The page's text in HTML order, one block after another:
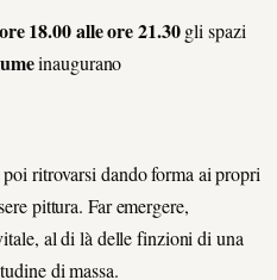
18.00 alle ore 21.30gli spazi
inaugurano
ritrovarsi dando forma ai propri
pittura. Far emergere,
al di là delle finzioni di una
di massa.